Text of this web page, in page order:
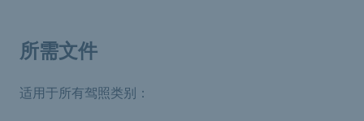
所需文件
适用于所有驾照类别：